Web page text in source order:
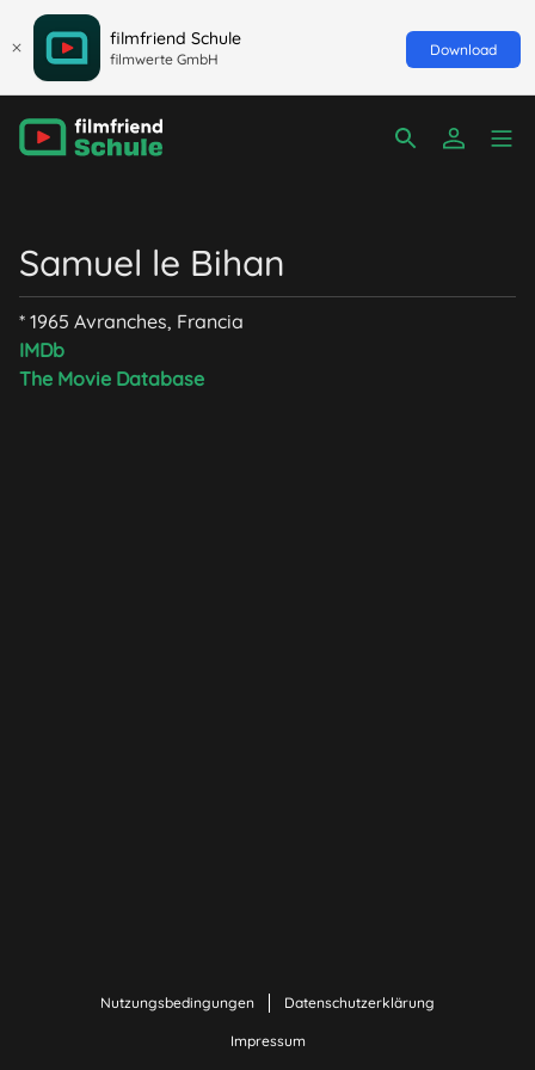
filmfriend Schule
filmwerte GmbH
Download
Samuel le Bihan
* 1965 Avranches, Francia
IMDb
The Movie Database
Nutzungsbedingungen Datenschutzerklärung
Impressum